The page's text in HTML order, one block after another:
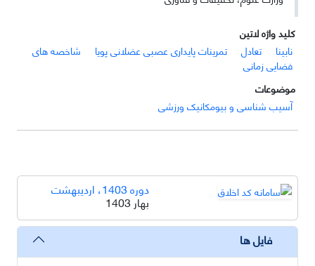
کلید واژه لاتین
نابینا
تعادل تمرینات پایداری عصبی عضلانی پویا
شاخصه‏ های
فضایی زمانی
موضوعات
آسیب شناسی و بیومکانیک ورزشی
دوره 1403، اردیبهشت
بهار 1403
فایل ها